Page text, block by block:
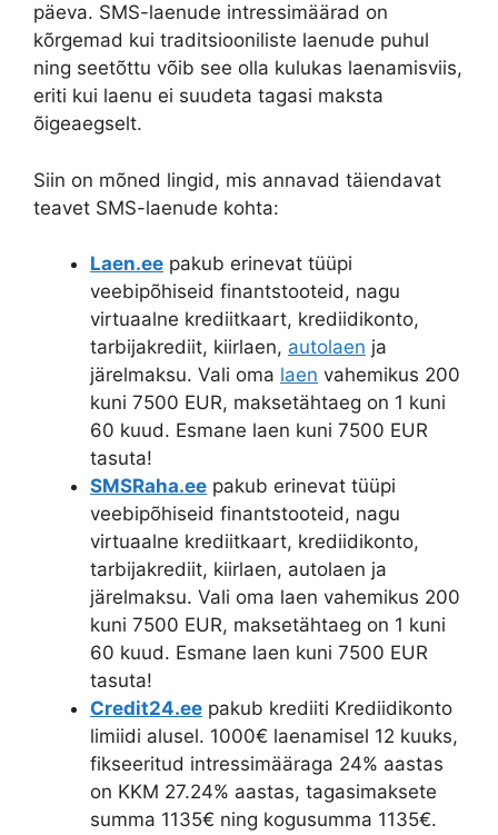
päeva. SMS-laenude intressimäärad on
kõrgemad kui traditsiooniliste laenude puhul
ning seetõttu võib see olla kulukas laenamisviis,
eriti kui laenu ei suudeta tagasi maksta
õigeaegselt.
Siin on mõned lingid, mis annavad täiendavat
teavet SMS-laenude kohta:
Laen.ee pakub erinevat tüüpi
veebipõhiseid finantstooteid, nagu
virtuaalne krediitkaart, krediidikonto,
tarbijakrediit, kiirlaen, autolaen ja
järelmaksu. Vali oma laen vahemikus 200
kuni 7500 EUR, maksetähtaeg on 1 kuni
60 kuud. Esmane laen kuni 7500 EUR
tasuta!
SMSRaha.ee pakub erinevat tüüpi
veebipõhiseid finantstooteid, nagu
virtuaalne krediitkaart, krediidikonto,
tarbijakrediit, kiirlaen, autolaen ja
järelmaksu. Vali oma laen vahemikus 200
kuni 7500 EUR, maksetähtaeg on 1 kuni
60 kuud. Esmane laen kuni 7500 EUR
tasuta!
Credit24.ee pakub krediiti Krediidikonto
limiidi alusel. 1000€ laenamisel 12 kuuks,
fikseeritud intressimääraga 24% aastas
on KKM 27.24% aastas, tagasimaksete
summa 1135€ ning kogusumma 1135€.